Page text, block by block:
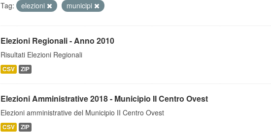
Tag: elezioni municipi
Elezioni Regionali - Anno 2010
Risultati Elezioni Regionali
CSV ZIP
Elezioni Amministrative 2018 - Municipio II Centro Ovest
Elezioni amministrative del Municipio II Centro Ovest
CSV ZIP